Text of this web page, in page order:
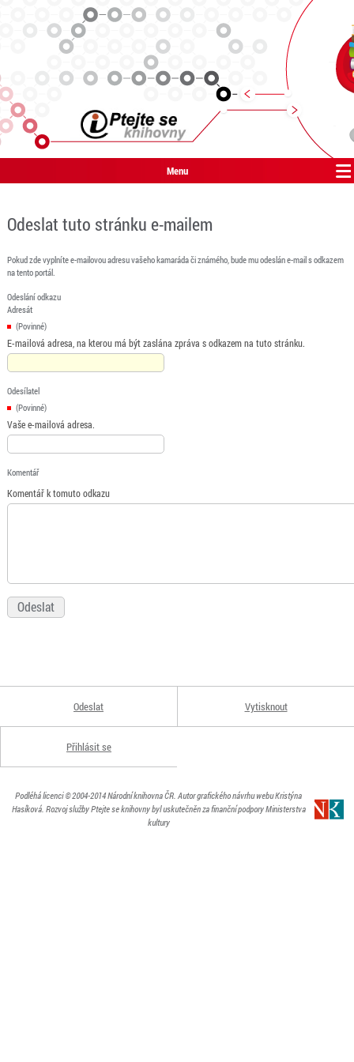
Menu
Odeslat tuto stránku e-mailem
Pokud zde vyplníte e-mailovou adresu vašeho kamaráda či známého, bude mu odeslán e-mail s odkazem
na tento portál.
Odeslání odkazu
Adresát
(Povinné)
E-mailová adresa, na kterou má být zaslána zpráva s odkazem na tuto stránku.
Odesílatel
(Povinné)
Vaše e-mailová adresa.
Komentář
Komentář k tomuto odkazu
Odeslat Vytisknout
Přihlásit se
Podléhá licenci© 2004-2014Národní knihovna ČR. Autor grafického návrhu webu Kristýna
Hasíková. Rozvoj služby Ptejte se knihovny byl uskutečněn za finanční podpory Ministerstva
kultury